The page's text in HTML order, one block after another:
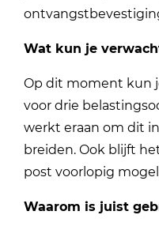
Wat kun je
Op dit moment kun
voor drie
werkt eraan om dit
breiden. Ook blijft
post voorlopig
Waarom is juist